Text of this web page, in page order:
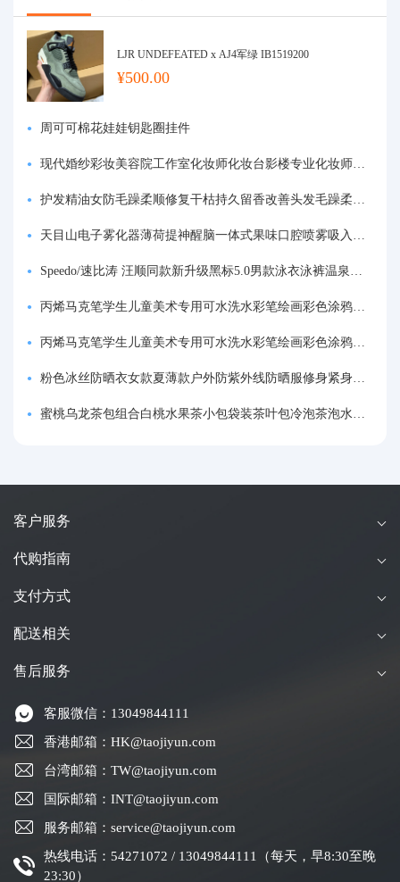
LJR UNDEFEATED x AJ4军绿 IB1519200
¥500.00
周可可棉花娃娃钥匙圈挂件
现代婚纱彩妆美容院工作室化妆师化妆台影楼专业化妆师专用梳妆台
护发精油女防毛躁柔顺修复干枯持久留香改善头发毛躁柔顺剂神器
天目山电子雾化器薄荷提神醒脑一体式果味口腔喷雾吸入式戒烟神器
Speedo/速比涛 汪顺同款新升级黑标5.0男款泳衣泳裤温泉游泳套装
丙烯马克笔学生儿童美术专用可水洗水彩笔绘画彩色涂鸦画笔不透色可叠色防水手绘diy丙烯颜料笔水性填色笔
丙烯马克笔学生儿童美术专用可水洗水彩笔绘画彩色涂鸦画笔不透色可叠色防水手绘diy丙烯颜料笔水性填色笔
粉色冰丝防晒衣女款夏薄款户外防紫外线防晒服修身紧身短外套上衣
蜜桃乌龙茶包组合白桃水果茶小包袋装茶叶包冷泡茶泡水喝的东西
客户服务
代购指南
支付方式
配送相关
售后服务
客服微信：13049844111
香港邮箱：HK@taojiyun.com
台湾邮箱：TW@taojiyun.com
国际邮箱：INT@taojiyun.com
服务邮箱：service@taojiyun.com
热线电话：54271072 / 13049844111（每天，早8:30至晚
23:30）